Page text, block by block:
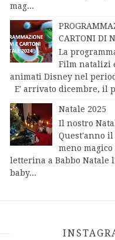
mag...
CARTONI DI
La
Film natalizi
animati Disney nel
E' arrivato dicembre, il
Natale 2025
Il nostro
Quest'anno
meno
letterina a Babbo Natale
baby...